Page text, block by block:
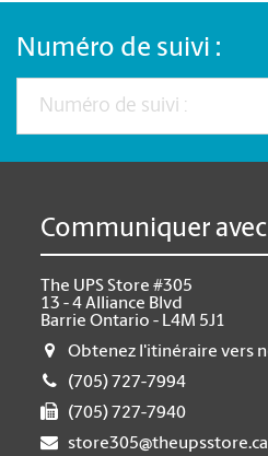
Numéro de suivi :
Communiquer
The UPS Store #305
13 - 4 Alliance Blvd
Barrie Ontario - L4M 5J1
Obtenez l'itinéraire vers
(705) 727-7994
(705) 727-7940
store305@theupsstore.ca